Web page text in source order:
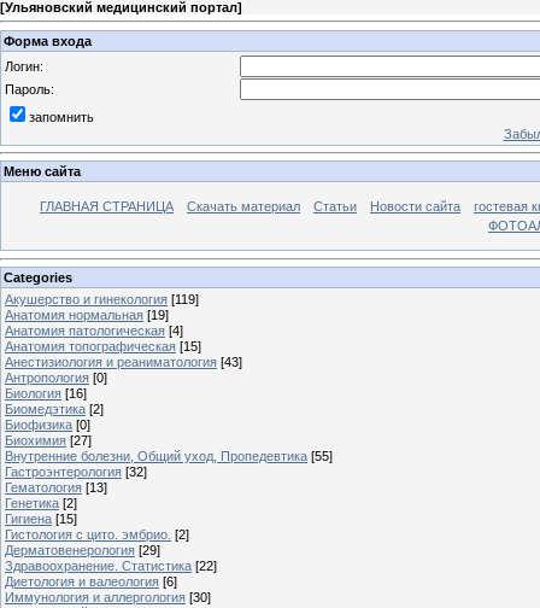
[Ульяновский медицинский портал]
Форма входа
Логин:
Пароль:
запомнить
Меню сайта
ГЛАВНАЯ СТРАНИЦА Скачать материал Статьи Новости сайта
гостевая
Categories
Акушерство и гинекология [119]
Анатомия нормальная [19]
Анатомия патологическая [4]
Анатомия топографическая [15]
Анестизиология и реаниматология [43]
Антропология [0]
Биология [16]
Биомедэтика [2]
Биофизика [0]
Биохимия [27]
Внутренние болезни, Общий уход, Пропедевтика [55]
Гастроэнтерология [32]
Гематология [13]
Генетика [2]
Гигиена [15]
Гистология с цито. эмбрио. [2]
Дерматовенерология [29]
Здравоохранение. Статистика [22]
Диетология и валеология [6]
Иммунология и аллергология [30]